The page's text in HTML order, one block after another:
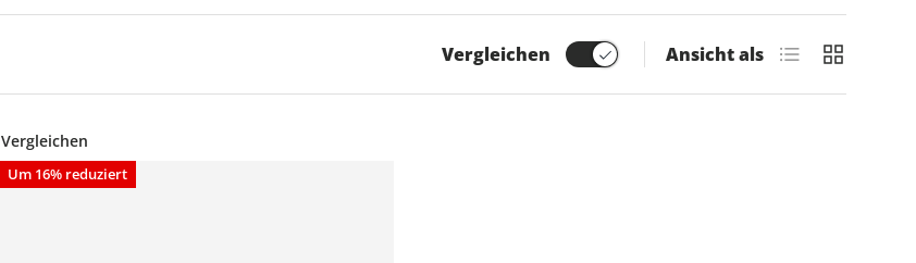
Vergleichen Ansicht als Produktliste
Vergleichen
Um 16% reduziert